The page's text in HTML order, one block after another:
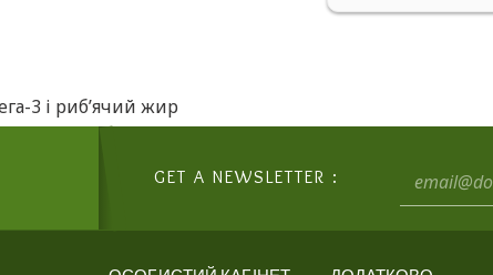
3 і риб’ячий жир
GET A NEWSLETTER :